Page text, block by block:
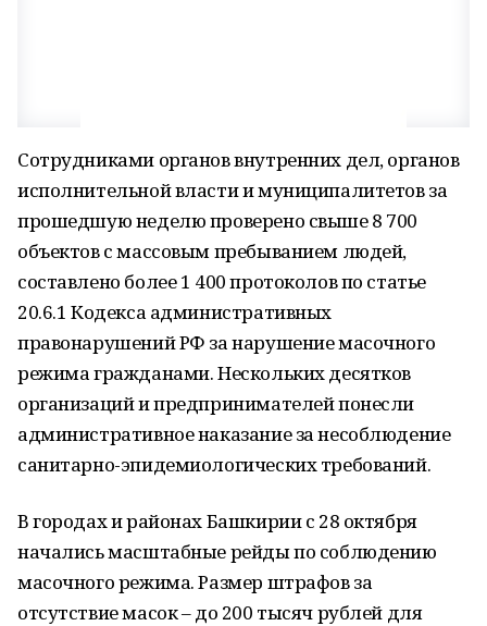
Сотрудниками органов внутренних дел, органов
исполнительной власти и муниципалитетов за
прошедшую неделю проверено свыше 8 700
объектов с массовым пребыванием людей,
составлено более 1 400 протоколов по статье
20.6.1 Кодекса административных
правонарушений РФ за нарушение масочного
режима гражданами. Нескольких десятков
организаций и предпринимателей понесли
административное наказание за несоблюдение
санитарно-эпидемиологических требований.
В городах и районах Башкирии с 28 октября
начались масштабные рейды по соблюдению
масочного режима. Размер штрафов за
отсутствие масок – до 200 тысяч рублей для